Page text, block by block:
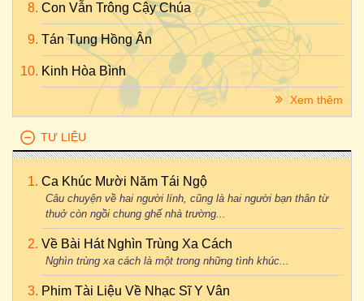
Con Vẫn Trông Cậy Chúa
Tán Tụng Hồng Ân
Kinh Hòa Bình
Xem thêm
TƯ LIỆU
Ca Khúc Mười Năm Tái Ngộ
Câu chuyện về hai người lính, cũng là hai người bạn thân từ
thuở còn ngồi chung ghế nhà trường...
Về Bài Hát Nghìn Trùng Xa Cách
Nghìn trùng xa cách là một trong những tình khúc...
Phim Tài Liệu Về Nhạc Sĩ Y Vân